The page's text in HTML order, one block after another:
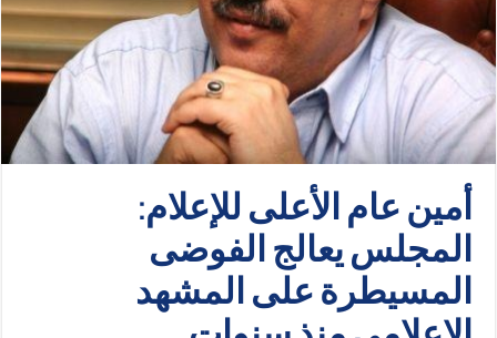
أمين عام الأعلى للإعلام:
المجلس يعالج الفوضى
المسيطرة على المشهد